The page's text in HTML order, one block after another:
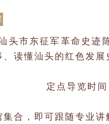
市东征军革命史迹
读懂汕头的红色发展
定点导览时
合，即可跟随专业